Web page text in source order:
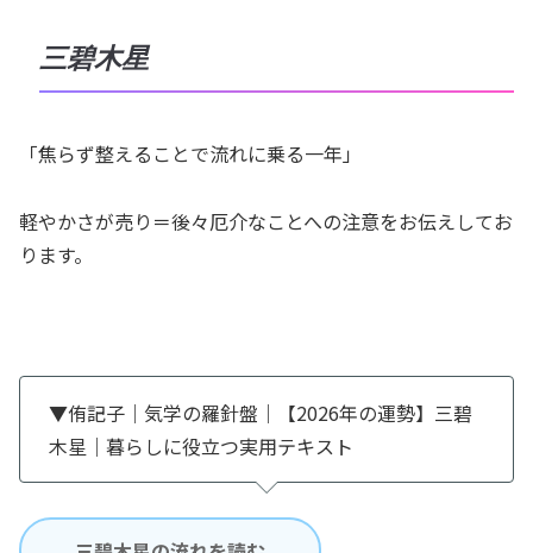
三碧木星
「焦らず整えることで流れに乗る一年」
軽やかさが売り＝後々厄介なことへの注意をお伝えしてお
ります。
▼侑記子｜気学の羅針盤｜【2026年の運勢】三碧
木星｜暮らしに役立つ実用テキスト